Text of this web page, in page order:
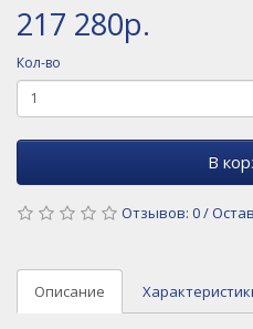
217 280р.
Кол-во
В
Отзывов: 0/
Описание